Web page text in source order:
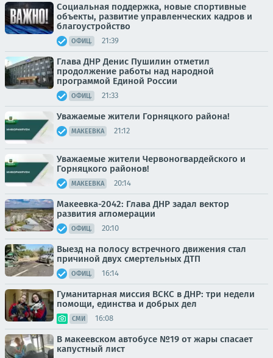
Социальная поддержка, новые спортивные
объекты, развитие управленческих кадров и
благоустройство
ОФИЦ. 21:39
Глава ДНР Денис Пушилин отметил
продолжение работы над народной
программой Единой России
ОФИЦ. 21:33
Уважаемые жители Горняцкого района!
МАКЕЕВКА 21:12
Уважаемые жители Червоногвардейского и
Горняцкого районов!
МАКЕЕВКА 20:14
Макеевка-2042: Глава ДНР задал вектор
развития агломерации
ОФИЦ. 20:10
Выезд на полосу встречного движения стал
причиной двух смертельных ДТП
ОФИЦ. 16:14
Гуманитарная миссия ВСКС в ДНР: три недели
помощи, единства и добрых дел
СМИ 16:08
В макеевском автобусе №19 от жары спасает
капустный лист